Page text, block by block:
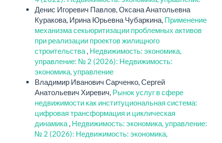
Денис Игоревич Павлов, Оксана Анатольевна
Куракова, Ирина Юрьевна Чубаркина, Применение
механизма секьюритизации проблемных активов
при реализации проектов жилищного
строительства, Недвижимость: экономика,
управление: № 2 (2026): Недвижимость:
экономика, управление
Владимир Иванович Сарченко, Сергей
Анатольевич Хиревич, Рынок услуг в сфере
недвижимости как институциональная система:
цифровая трансформация и циклическая
динамика, Недвижимость: экономика, управление:
№ 2 (2026): Недвижимость: экономика,